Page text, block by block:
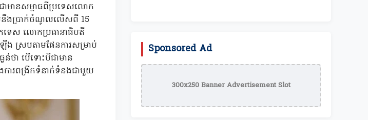
ាមានសម្ពាធពីប្រទេសលោក
នឹងប្រាក់ចំណូលលើសពី 15
កទេស លោកប្រធានាធិបតី
ង ស្របតាមផែនការសម្រាប់
ថា បើទោះបីជាមាន
ារពង្រីកទំនាក់ទំនងជាមួយ
Sponsored Ad
300x250 Banner Advertisement Slot